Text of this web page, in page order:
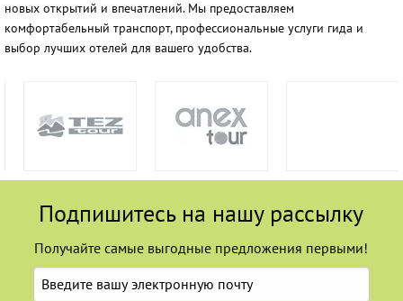
новых открытий и впечатлений. Мы предоставляем
комфортабельный транспорт, профессиональные услуги гида и
выбор лучших отелей для вашего удобства.
Подпишитесь на нашу рассылку
Получайте самые выгодные предложения первыми!